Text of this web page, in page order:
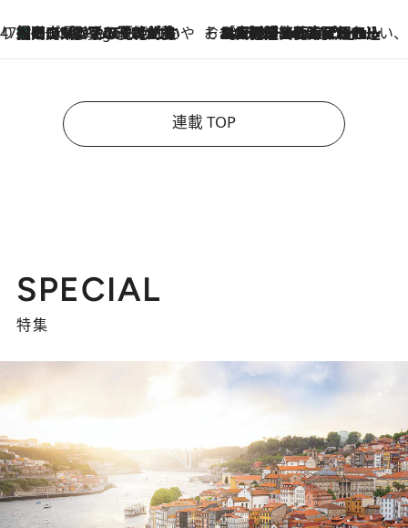
47都道府県の手みやげ ひんやりスイーツで夏を満喫
2 Hours Ago
【岡山県】この夏絶対食べたい 冷やしておいしいおやつ3選 フルーツが主役のプリンやアイスが勢揃い そおだよおこの関西おいしい、おやつ紀行
2026.8.9
［大阪府箕面市］一皿一皿目の前で仕上げられる、料理を巧みに組み込んだアシェットデセールコース「ミチル アシェット デセール（Michiru assiette dessert）」
連載 TOP
SPECIAL
特集